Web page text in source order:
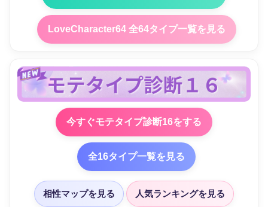
LoveCharacter64 全64タイプ一覧を見る
今すぐモテタイプ診断16をする
全16タイプ一覧を見る
相性マップを見る 人気ランキングを見る